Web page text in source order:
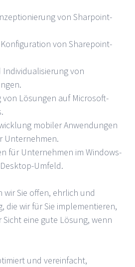
von Sharpoint-
von Sharepoint-
Individualisierung von
von Lösungen auf Microsoft-
mobiler Anwendungen
Unternehmen.
für Unternehmen im Windows-
Umfeld.
wir Sie offen, ehrlich und
die wir für Sie implementieren,
eine gute Lösung, wenn
und vereinfacht,